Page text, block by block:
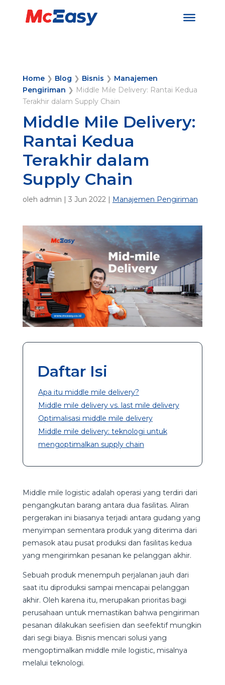
Home❯ Blog ❯ Bisnis ❯ Manajemen
Pengiriman ❯ Middle Mile Delivery: Rantai Kedua
Terakhir dalam Supply Chain
Middle Mile Delivery:
Rantai Kedua
Terakhir dalam
Supply Chain
oleh admin | 3 Jun 2022| Manajemen Pengiriman
Daftar Isi
Apa itu middle mile delivery?
Middle mile delivery vs. last mile delivery
Optimalisasi middle mile delivery
Middle mile delivery: teknologi untuk
mengoptimalkan supply chain
Middle mile logistic adalah operasi yang terdiri dari
pengangkutan barang antara dua fasilitas. Aliran
pergerakan ini biasanya terjadi antara gudang yang
menyimpan sementara produk yang diterima dari
pemasok atau pusat produksi dan fasilitas kedua
yang mengirimkan pesanan ke pelanggan akhir.
Sebuah produk menempuh perjalanan jauh dari
saat itu diproduksi sampai mencapai pelanggan
akhir. Oleh karena itu, merupakan prioritas bagi
perusahaan untuk memastikan bahwa pengiriman
pesanan dilakukan seefisien dan seefektif mungkin
dari segi biaya. Bisnis mencari solusi yang
mengoptimalkan middle mile logistic, misalnya
melalui teknologi.